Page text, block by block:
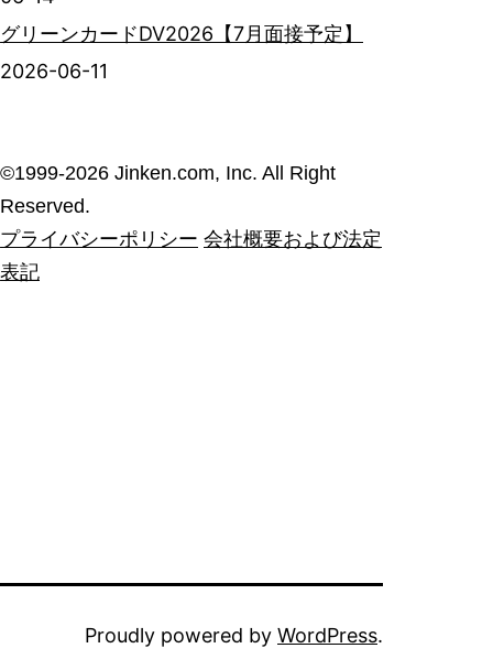
グリーンカードDV2026【7月面接予定】
2026-06-11
©︎1999-2026 Jinken.com, Inc. All Right
Reserved.
プライバシーポリシー 会社概要および法定
表記
Proudly powered by WordPress.